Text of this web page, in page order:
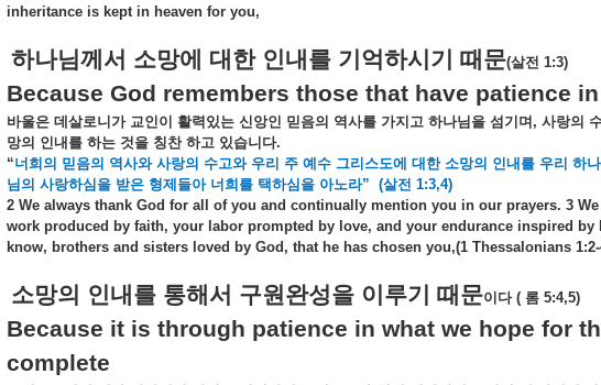
inheritance is kept in heaven for you,
하나님께서 소망에 대한 인내를 기억하시기 때문(살전 1:3)
Because God remembers those that have patience
바울은 데살로니가 교인이 활력있는 신앙인 믿음의 역사를 가지고 하나님을 섬기며 , 사랑의
망의 인내를 하는 것을 칭찬 하고 있습니다.
“너희의 믿음의 역사와 사랑의 수고와 우리 주 예수 그리스도에 대한 소망의 인내를 우리 하
님의 사랑하심을 받은 형제들아 너희를 택하심을 아노라” (살전 1:3,4)
2 We always thank God for all of you and continually mention you in our prayers. 3
work produced by faith, your labor prompted by love, and your endurance inspired
know, brothers and sisters loved by God, that he has chosen you,(1 Thessalonians
소망의 인내를 통해서 구원완성을 이루기 때문이다( 롬 5:4,5)
Because it is through patience in what we hope for
complete